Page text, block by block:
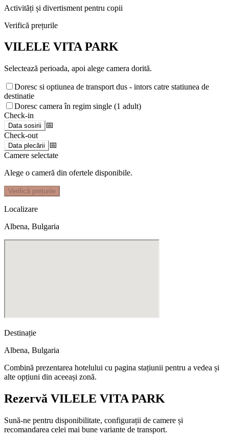
Activități și divertisment pentru copii
Verifică prețurile
VILELE VITA PARK
Selectează perioada, apoi alege camera dorită.
Doresc si optiunea de transport dus - intors catre statiunea de
destinatie
Doresc camera în regim single (1 adult)
Check-in
Data sosirii
📅
Check-out
Data plecării
📅
Camere selectate
Alege o cameră din ofertele disponibile.
Verifică prețurile
Localizare
Albena, Bulgaria
Destinație
Albena, Bulgaria
Combină prezentarea hotelului cu pagina stațiunii pentru a vedea și
alte opțiuni din aceeași zonă.
Rezervă VILELE VITA PARK
Sună-ne pentru disponibilitate, configurații de camere și
recomandarea celei mai bune variante de transport.